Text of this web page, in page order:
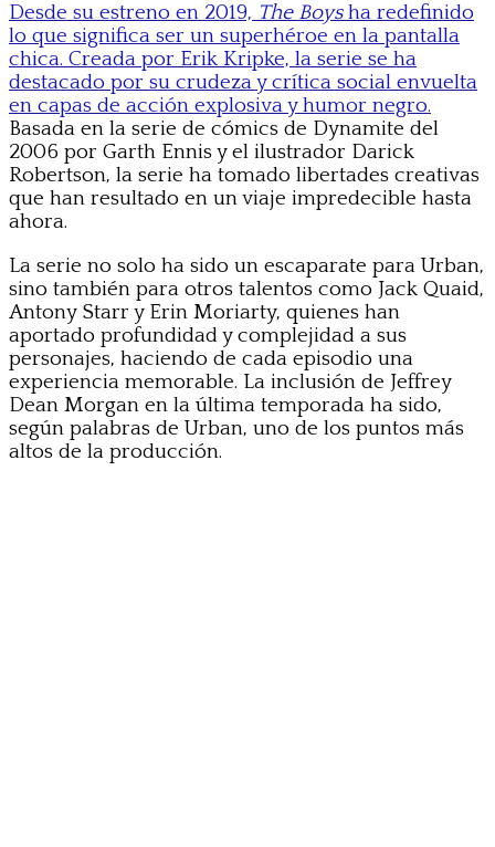
Desde su estreno en 2019, The Boysha redefinido
lo que significa ser un superhéroe en la pantalla
chica. Creada por Erik Kripke, la serie se ha
destacado por su crudeza y crítica social envuelta
en capas de acción explosiva y humor negro.
Basada en la serie de cómics de Dynamite del
2006 por Garth Ennis y el ilustrador Darick
Robertson, la serie ha tomado libertades creativas
que han resultado en un viaje impredecible hasta
ahora.
La serie no solo ha sido un escaparate para Urban,
sino también para otros talentos como Jack Quaid,
Antony Starr y Erin Moriarty, quienes han
aportado profundidad y complejidad a sus
personajes, haciendo de cada episodio una
experiencia memorable. La inclusión de Jeffrey
Dean Morgan en la última temporada ha sido,
según palabras de Urban, uno de los puntos más
altos de la producción.